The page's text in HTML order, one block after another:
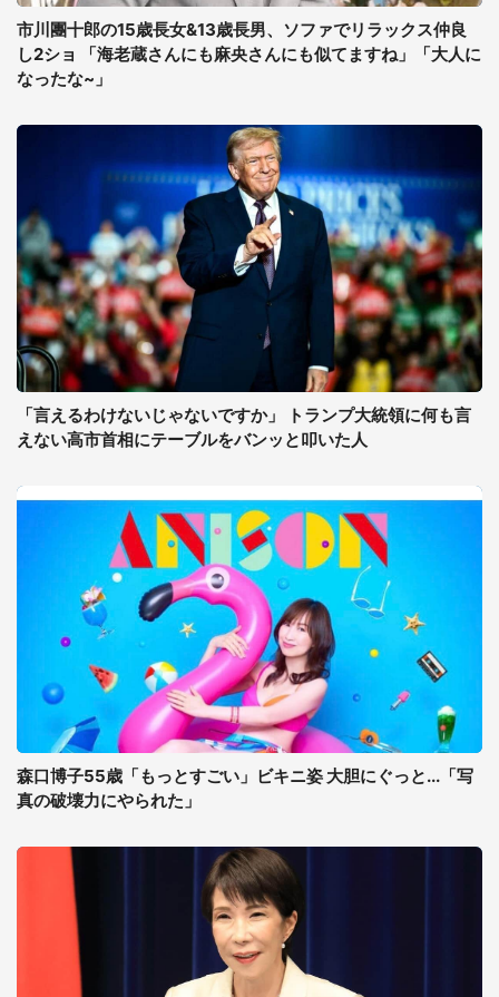
市川團十郎の15歳長女&13歳長男、ソファでリラックス仲良
し2ショ 「海老蔵さんにも麻央さんにも似てますね」「大人に
なったな~」
「言えるわけないじゃないですか」 トランプ大統領に何も言
えない高市首相にテーブルをバンッと叩いた人
森口博子55歳「もっとすごい」ビキニ姿 大胆にぐっと...「写
真の破壊力にやられた」